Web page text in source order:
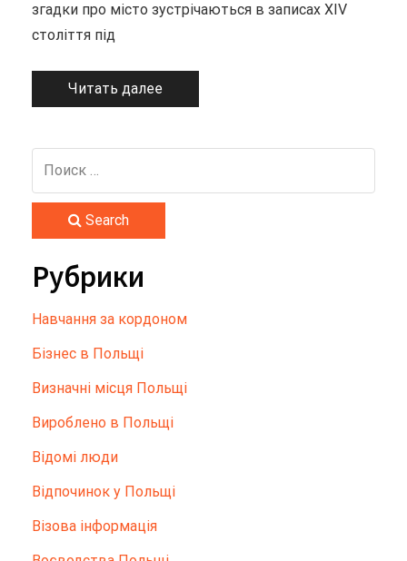
згадки про місто зустрічаються в записах XIV
століття під
Читать далее
Search
Рубрики
Hавчання за кордоном
Бізнес в Польщі
Визначні місця Польщі
Вироблено в Польщі
Відомі люди
Відпочинок у Польщі
Візова інформація